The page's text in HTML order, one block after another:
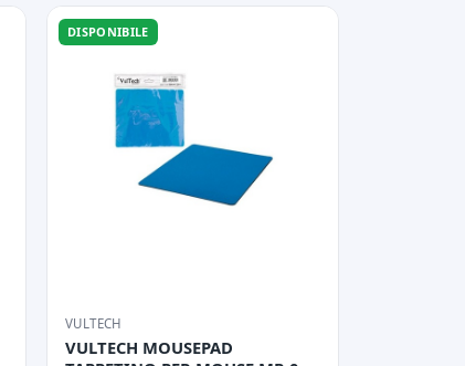
DISPONIBILE
VULTECH
VULTECH MOUSEPAD